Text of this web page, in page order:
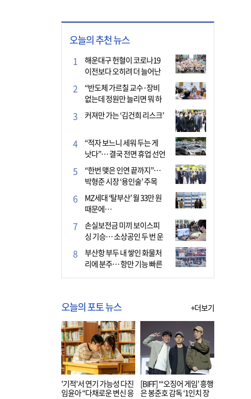
오늘의 추천 뉴스
해운대구 헌혈이 코로나19
이전보다 오히려 더 늘어난
이유는?
“반도체 가르칠 교수·장비
없는데 정원만 늘리면 뭐 하
나”
커져만 가는 ‘김건희 리스크’
“적자 보느니 세워 두는 게
낫다”… 결국 전면 휴업 선언
한 택시회사
“한번 맺은 인연 끝까지”…
박형준 시장 ‘용인술’ 주목
MZ세대 ‘탈부산’ 월 33만 원
때문에…
손실보전금 미끼 보이스피
싱 기승… 소상공인 두 번 운
다
부산항 부두 내 쌓인 화물처
리에 분주… 항만 기능 빠른
회복세
오늘의 포토 뉴스 +더보기
'기적'서 연기 가능성 다진
임윤아 “다채로운 변신 응
[BIFF] “‘오징어 게임’ 흥행
은 봉준호 감독 ‘1인치 장